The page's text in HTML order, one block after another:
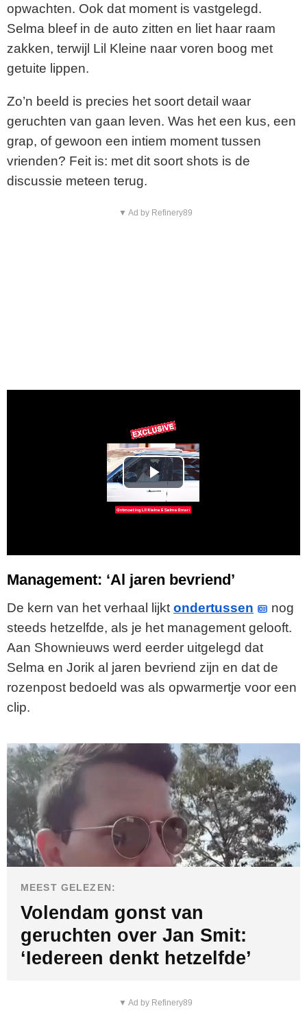
opwachten. Ook dat moment is vastgelegd.
Selma bleef in de auto zitten en liet haar raam
zakken, terwijl Lil Kleine naar voren boog met
getuite lippen.
Zo’n beeld is precies het soort detail waar
geruchten van gaan leven. Was het een kus, een
grap, of gewoon een intiem moment tussen
vrienden? Feit is: met dit soort shots is de
discussie meteen terug.
▼ Ad by Refinery89
P
l
a
y
V
i
d
Management: ‘Al jaren bevriend’
De kern van het verhaal lijkt ondertussen
nog
steeds hetzelfde, als je het management gelooft.
Aan Shownieuws werd eerder uitgelegd dat
Selma en Jorik al jaren bevriend zijn en dat de
rozenpost bedoeld was als opwarmertje voor een
clip.
MEEST GELEZEN:
Volendam gonst van
geruchten over Jan Smit:
‘Iedereen denkt hetzelfde’
▼ Ad by Refinery89